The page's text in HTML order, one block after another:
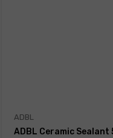
ADBL
ADBL Ceramic